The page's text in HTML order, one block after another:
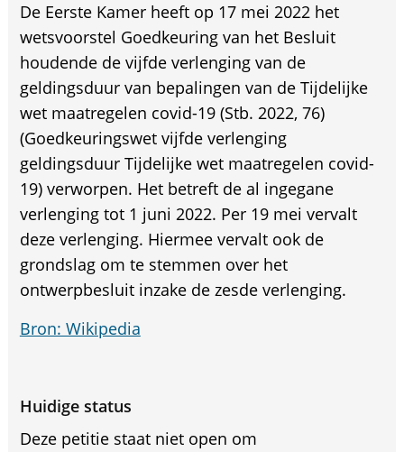
De Eerste Kamer heeft op 17 mei 2022 het
wetsvoorstel Goedkeuring van het Besluit
houdende de vijfde verlenging van de
geldingsduur van bepalingen van de Tijdelijke
wet maatregelen covid-19 (Stb. 2022, 76)
(Goedkeuringswet vijfde verlenging
geldingsduur Tijdelijke wet maatregelen covid-
19) verworpen. Het betreft de al ingegane
verlenging tot 1 juni 2022. Per 19 mei vervalt
deze verlenging. Hiermee vervalt ook de
grondslag om te stemmen over het
ontwerpbesluit inzake de zesde verlenging.
Bron: Wikipedia
Huidige status
Deze petitie staat niet open om